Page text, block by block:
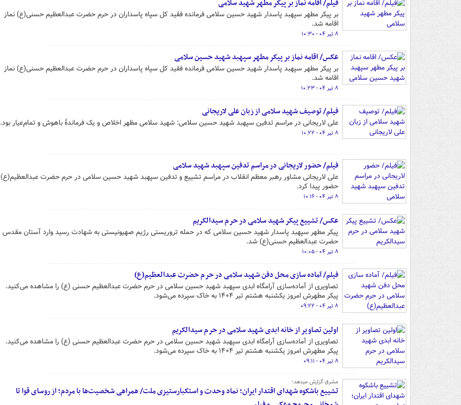
فیلم/ اقامه نماز بر پیکر مطهر شهید سلامی
بر پیکر مطهر سپهبد پاسدار شهید حسین سلامی فرمانده فقید کل سپاه پاسداران در حرم حضرت عبدالعظیم حسنی(ع) نماز
اقامه شد.
۸ تیر ۰۴ - ۱۰:۳۰
عکس/ اقامه نماز بر پیکر مطهر سپهبد شهید حسین سلامی
بر پیکر مطهر سپهبد پاسدار شهید حسین سلامی فرمانده فقید کل سپاه پاسداران در حرم حضرت عبدالعظیم حسنی(ع) نماز
اقامه شد.
۸ تیر ۰۴ - ۱۰:۲۳
فیلم/ توصیف شهید سلامی از زبان علی لاریجانی
علی لاریجانی در مراسم تدفین سپهبد شهید حسین سلامی: شهید سلامی مظهر اخلاص و یک فرماندۀ باهوش و تمام‌عیار بود.
۸ تیر ۰۴ - ۱۰:۲۲
فیلم/ حضور لاریجانی در مراسم تدفین سپهبد شهید سلامی
علی لاریجانی مشاور رهبر معظم انقلاب در مراسم تشییع و تدفین سپهبد شهید حسین سلامی در حرم حضرت عبدالعظیم(ع)
حضور پیدا کرد.
۸ تیر ۰۴ - ۱۰:۱۶
عکس/ تشییع پیکر شهید سلامی در حرم سیدالکریم
پیکر مطهر سپهبد پاسدار شهید حسین سلامی که در حمله تروریستی رژیم صهیونیستی به شهادت رسید وارد آستان مقدس
حضرت عبدالعظیم حسنی(ع) شد.
۸ تیر ۰۴ - ۱۰:۰۵
فیلم/ آماده سازی محل دفن شهید سلامی در حرم حضرت عبدالعظیم(ع)
تصاویری از آماده‌سازی آرامگاه ابدی سپهبد شهید حسین سلامی در حرم حضرت عبدالعظیم حسنی (ع) را مشاهده می‌کنید.
پیکر مطهرش امروز یکشنبه هشتم تیر ۱۴۰۴ به خاک سپرده می‌شود.
۸ تیر ۰۴ - ۰۹:۲۲
اولین تصاویر از خانه ابدی شهید سلامی در حرم سیدالکریم
تصاویری از آماده‌سازی آرامگاه ابدی سپهبد شهید حسین سلامی در حرم حضرت عبدالعظیم حسنی (ع) را مشاهده می‌کنید.
پیکر مطهرش امروز یکشنبه هشتم تیر ۱۴۰۴ به خاک سپرده می‌شود.
۸ تیر ۰۴ - ۰۹:۱۱
مشرق گزارش میدهد؛
تشییع باشکوه شهدای اقتدار ایران؛ نماد وحدت و استکبارستیزی ملت/ همراهی شخصیت‌ها با مردم؛ از روسای قوا تا